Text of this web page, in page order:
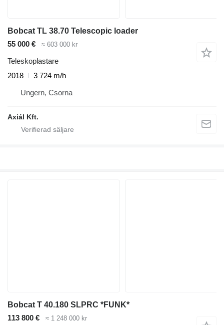
Bobcat TL 38.70 Telescopic loader
55 000 €
≈ 603 000 kr
Teleskoplastare
2018
3 724 m/h
Ungern, Csorna
Axiál Kft.
Bobcat T 40.180 SLPRC *FUNK*
113 800 €
≈ 1 248 000 kr